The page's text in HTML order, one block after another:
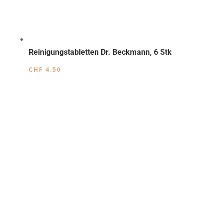
Reinigungstabletten Dr. Beckmann, 6 Stk
CHF 4.50